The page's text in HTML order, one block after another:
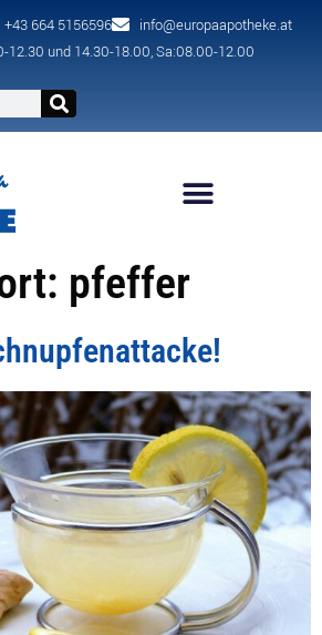
+43 664 5156596
info@europaapotheke.at
12.30 und 14.30-18.00, Sa:08.00-12.00
pfeffer